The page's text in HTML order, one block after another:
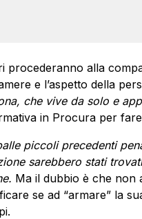
procederanno alla
e l’aspetto della
che vive da solo e
in Procura per
piccoli precedenti
sarebbero stati
Ma il dubbio è che non
se ad “armare” la